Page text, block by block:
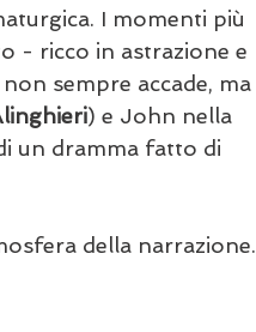
I momenti più
- ricco in astrazione e
sempre accade, ma
) e John nella
un dramma fatto di
della narrazione.